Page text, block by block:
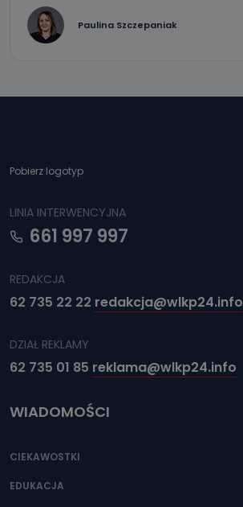
Paulina Szczepaniak
Pobierz logotyp
LINIA INTERWENCYJNA
661 997 997
REDAKCJA
62 735 22 22 redakcja@wlkp24.info
DZIAŁ REKLAMY
62 735 01 85 reklama@wlkp24.info
WIADOMOŚCI
CIEKAWOSTKI
EDUKACJA